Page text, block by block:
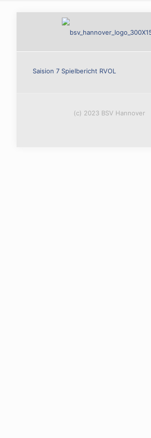
Saision 7 Spielbericht RVOL
(c) 2023 BSV Hannover